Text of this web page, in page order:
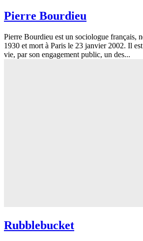
Pierre Bourdieu
Pierre Bourdieu est un sociologue français,
1930 et mort à Paris le 23 janvier 2002. Il
vie, par son engagement public, un des...
Rubblebucket